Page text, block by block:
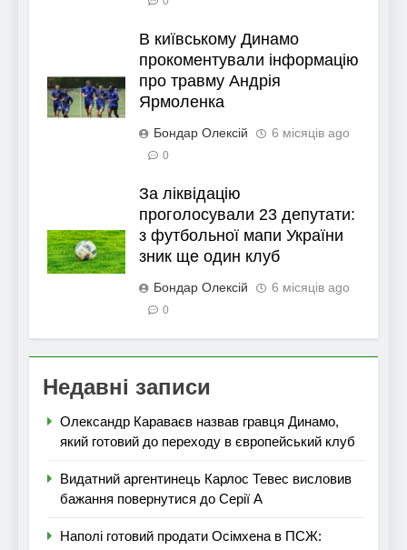
В київському Динамо
прокоментували інформацію
про травму Андрія
Ярмоленка
Бондар Олексій 6 місяців ago
0
За ліквідацію
проголосували 23 депутати:
з футбольної мапи України
зник ще один клуб
Бондар Олексій 6 місяців ago
0
Недавні записи
Олександр Караваєв назвав гравця Динамо,
який готовий до переходу в європейський клуб
Видатний аргентинець Карлос Тевес висловив
бажання повернутися до Серії А
Наполі готовий продати Осімхена в ПСЖ: